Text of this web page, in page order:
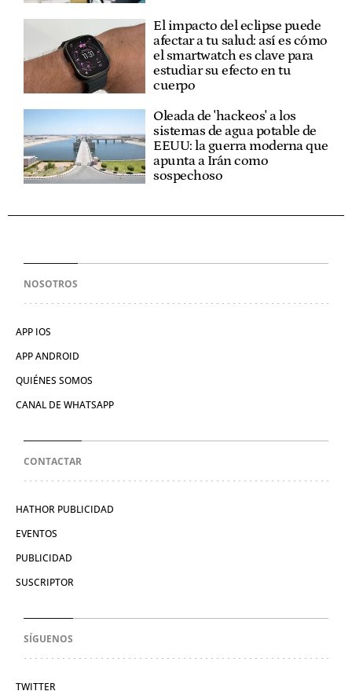
El impacto del eclipse puede
afectar a tu salud: así es cómo
el smartwatch es clave para
estudiar su efecto en tu
cuerpo
Oleada de 'hackeos' a los
sistemas de agua potable de
EEUU: la guerra moderna que
apunta a Irán como
sospechoso
NOSOTROS
APP IOS
APP ANDROID
QUIÉNES SOMOS
CANAL DE WHATSAPP
CONTACTAR
HATHOR PUBLICIDAD
EVENTOS
PUBLICIDAD
SUSCRIPTOR
SÍGUENOS
TWITTER